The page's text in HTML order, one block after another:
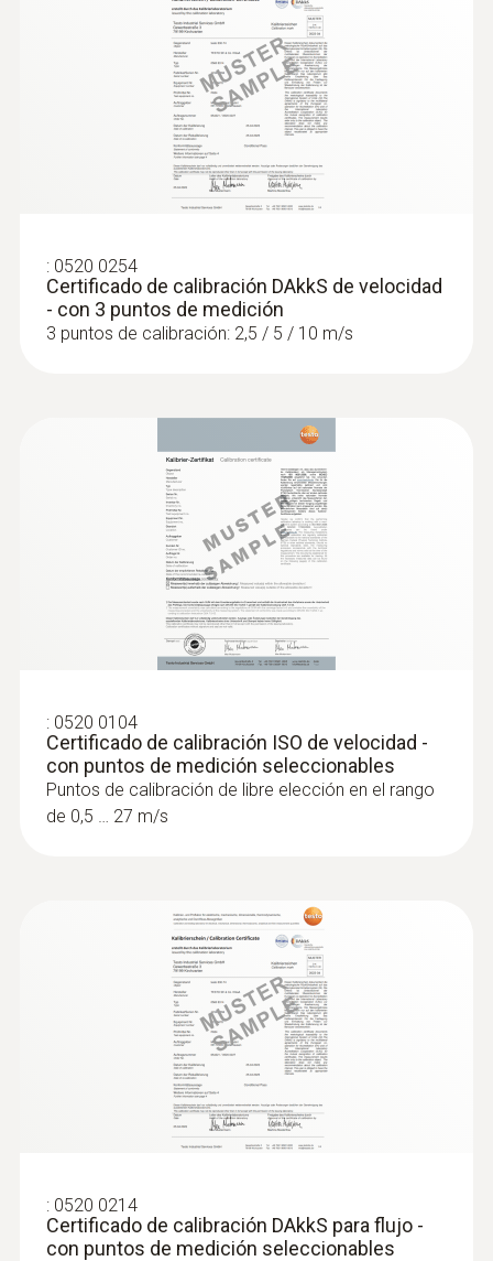
: 0520 0254
Certificado de calibración DAkkS de velocidad
- con 3 puntos de medición
3 puntos de calibración: 2,5 / 5 / 10 m/s
: 0520 0104
Certificado de calibración ISO de velocidad -
con puntos de medición seleccionables
Puntos de calibración de libre elección en el rango
de 0,5 … 27 m/s
: 0520 0214
Certificado de calibración DAkkS para flujo -
con puntos de medición seleccionables